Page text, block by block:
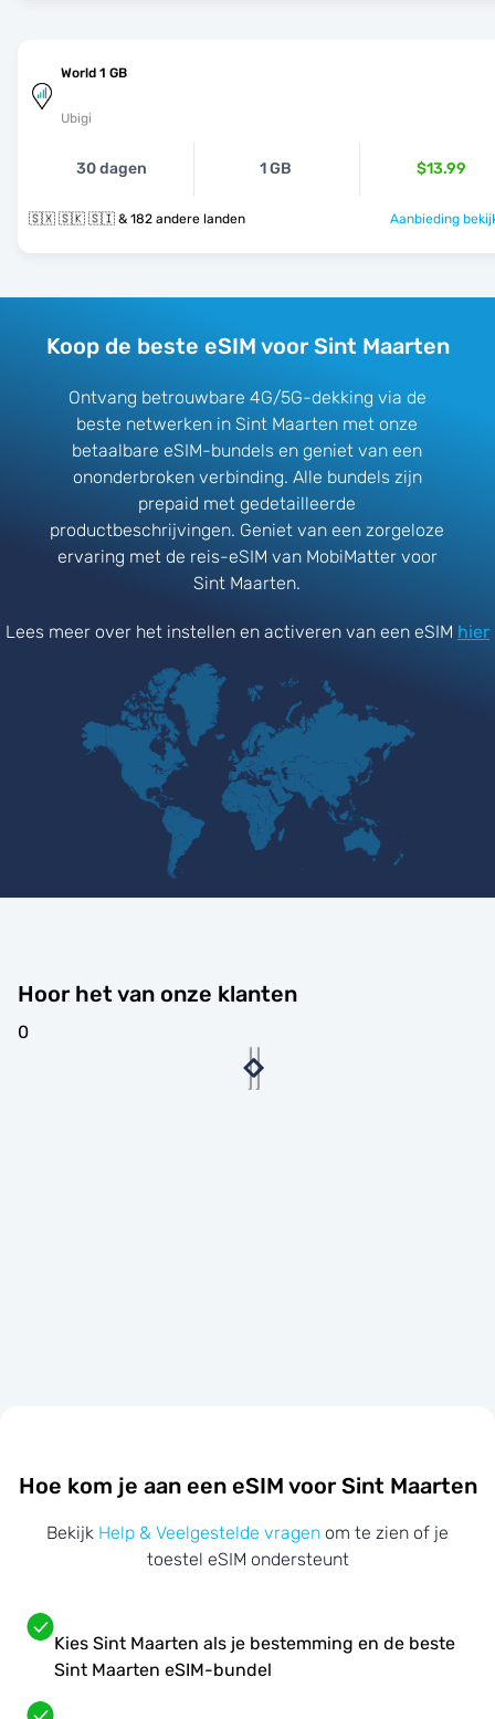
World 1 GB
Ubigi
30 dagen 1 GB $13.99
🇸🇽 🇸🇰 🇸🇮 & 182 andere landen Aanbieding
Koop de beste eSIM voor Sint Maarten
Ontvang betrouwbare 4G/5G-dekking via de
beste netwerken in Sint Maarten met onze
betaalbare eSIM-bundels en geniet van een
ononderbroken verbinding. Alle bundels zijn
prepaid met gedetailleerde
productbeschrijvingen. Geniet van een zorgeloze
ervaring met de reis-eSIM van MobiMatter voor
Sint Maarten.
Lees meer over het instellen en activeren van een eSIM hier
Hoor het van onze klanten
0
Hoe kom je aan een eSIM voor Sint Maarten
Bekijk Help & Veelgestelde vragen om te zien of je
toestel eSIM ondersteunt
Kies Sint Maarten als je bestemming en de beste
Sint Maarten eSIM-bundel